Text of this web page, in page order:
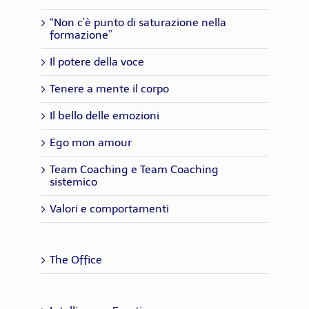
“Non c’è punto di saturazione nella
formazione”
Il potere della voce
Tenere a mente il corpo
Il bello delle emozioni
Ego mon amour
Team Coaching e Team Coaching
sistemico
Valori e comportamenti
The Office